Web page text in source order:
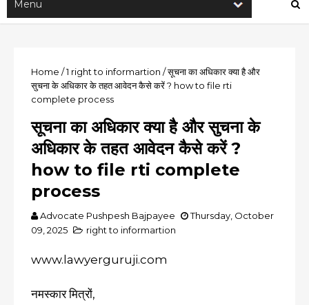
Home /1 right to informartion /सूचना का अधिकार क्या है और
सुचना के अधिकार के तहत आवेदन कैसे करें ? how to file rti
complete process
सूचना का अधिकार क्या है और सुचना के
अधिकार के तहत आवेदन कैसे करें ?
how to file rti complete
process
Advocate Pushpesh Bajpayee
Thursday, October
09, 2025
right to informartion
www.lawyerguruji.com
नमस्कार मित्रों,